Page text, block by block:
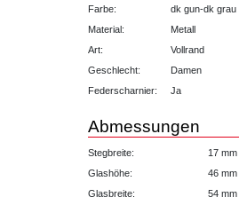
Farbe:
dk gun-dk grau
Material:
Metall
Art:
Vollrand
Geschlecht:
Damen
Federscharnier:
Ja
Abmessungen
Stegbreite:
17 mm
Glashöhe:
46 mm
Glasbreite:
54 mm